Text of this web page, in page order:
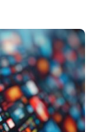
souboj?